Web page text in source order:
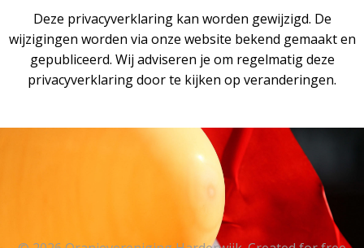
Deze privacyverklaring kan worden gewijzigd. De
wijzigingen worden via onze website bekend gemaakt en
gepubliceerd. Wij adviseren je om regelmatig deze
privacyverklaring door te kijken op veranderingen.